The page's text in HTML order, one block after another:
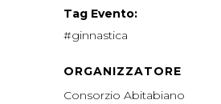
Tag Evento:
#ginnastica
ORGANIZZATORE
Consorzio Abitabiano